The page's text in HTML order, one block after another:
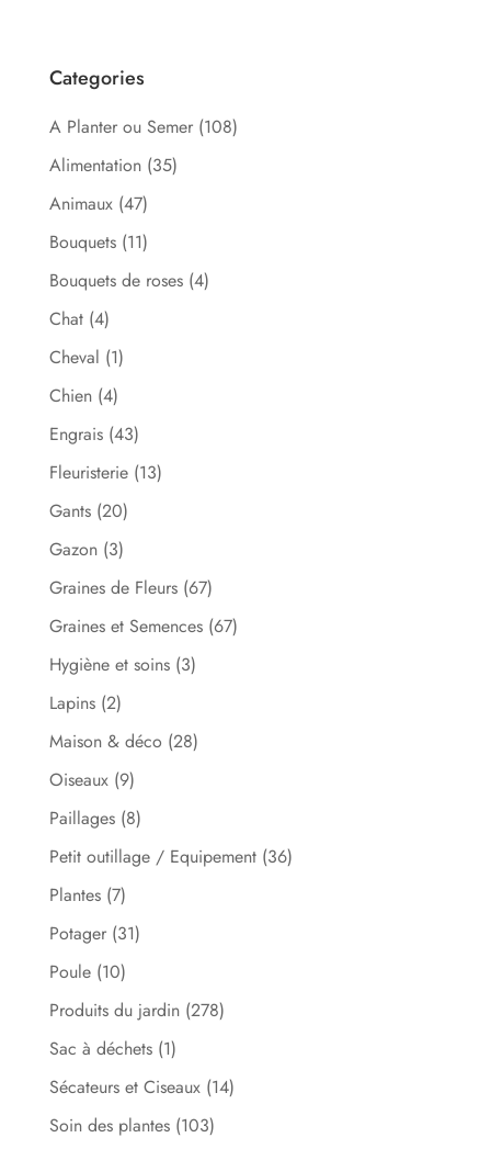
Categories
A Planter ou Semer (108)
Alimentation (35)
Animaux (47)
Bouquets (11)
Bouquets de roses (4)
Chat (4)
Cheval (1)
Chien (4)
Engrais (43)
Fleuristerie (13)
Gants (20)
Gazon (3)
Graines de Fleurs (67)
Graines et Semences (67)
Hygiène et soins (3)
Lapins (2)
Maison & déco (28)
Oiseaux (9)
Paillages (8)
Petit outillage / Equipement (36)
Plantes (7)
Potager (31)
Poule (10)
Produits du jardin (278)
Sac à déchets (1)
Sécateurs et Ciseaux (14)
Soin des plantes (103)